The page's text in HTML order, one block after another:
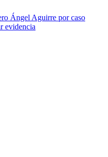
Ángel Aguirre por caso
evidencia